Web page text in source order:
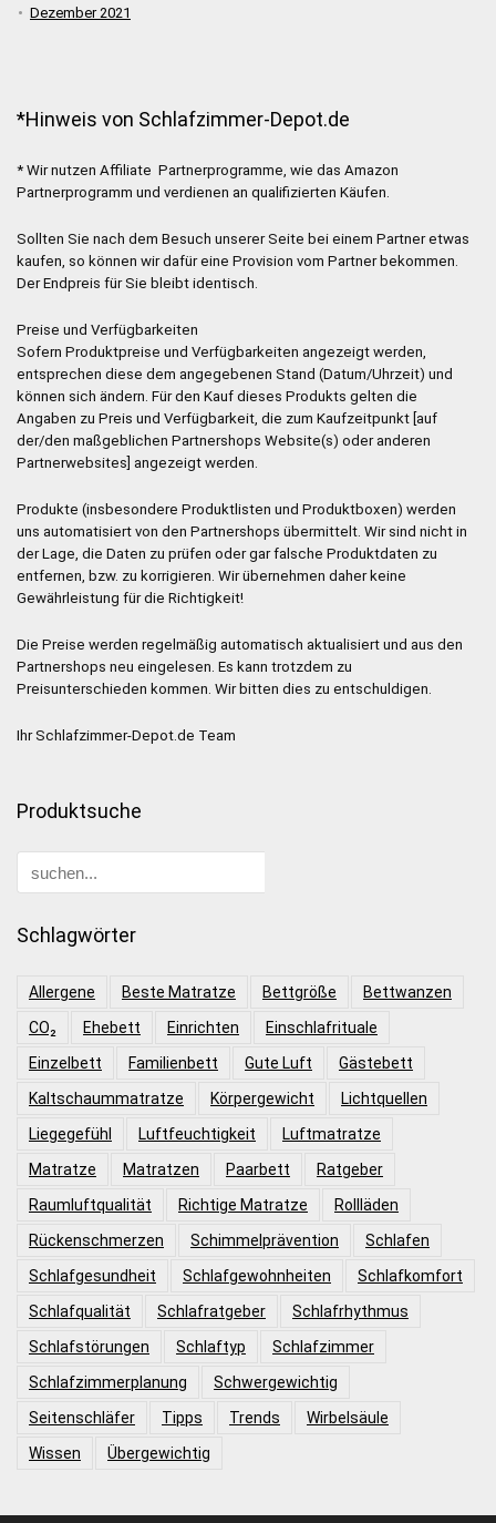
Dezember 2021
*Hinweis von Schlafzimmer-Depot.de
* Wir nutzen Affiliate Partnerprogramme, wie das Amazon
Partnerprogramm und verdienen an qualifizierten Käufen.
Sollten Sie nach dem Besuch unserer Seite bei einem Partner etwas
kaufen, so können wir dafür eine Provision vom Partner bekommen.
Der Endpreis für Sie bleibt identisch.
Preise und Verfügbarkeiten
Sofern Produktpreise und Verfügbarkeiten angezeigt werden,
entsprechen diese dem angegebenen Stand (Datum/Uhrzeit) und
können sich ändern. Für den Kauf dieses Produkts gelten die
Angaben zu Preis und Verfügbarkeit, die zum Kaufzeitpunkt [auf
der/den maßgeblichen Partnershops Website(s) oder anderen
Partnerwebsites] angezeigt werden.
Produkte (insbesondere Produktlisten und Produktboxen) werden
uns automatisiert von den Partnershops übermittelt. Wir sind nicht in
der Lage, die Daten zu prüfen oder gar falsche Produktdaten zu
entfernen, bzw. zu korrigieren. Wir übernehmen daher keine
Gewährleistung für die Richtigkeit!
Die Preise werden regelmäßig automatisch aktualisiert und aus den
Partnershops neu eingelesen. Es kann trotzdem zu
Preisunterschieden kommen. Wir bitten dies zu entschuldigen.
Ihr Schlafzimmer-Depot.de Team
Produktsuche
Schlagwörter
Allergene Beste Matratze Bettgröße
Bettwanzen
CO₂
Ehebett Einrichten
Einschlafrituale
Einzelbett
Familienbett Gute Luft
Gästebett
Kaltschaummatratze
Körpergewicht
Lichtquellen
Liegegefühl
Luftfeuchtigkeit
Luftmatratze
Matratze
Matratzen Paarbett
Ratgeber
Raumluftqualität
Richtige Matratze
Rollläden
Rückenschmerzen
Schimmelprävention
Schlafen
Schlafgesundheit
Schlafgewohnheiten
Schlafkomfort
Schlafqualität
Schlafratgeber
Schlafrhythmus
Schlafstörungen
Schlaftyp
Schlafzimmer
Schlafzimmerplanung
Schwergewichtig
Seitenschläfer
Tipps Trends
Wirbelsäule
Wissen
Übergewichtig